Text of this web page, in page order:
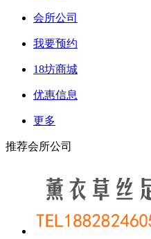
会所公司
我要预约
18坊商城
优惠信息
更多
推荐会所公司